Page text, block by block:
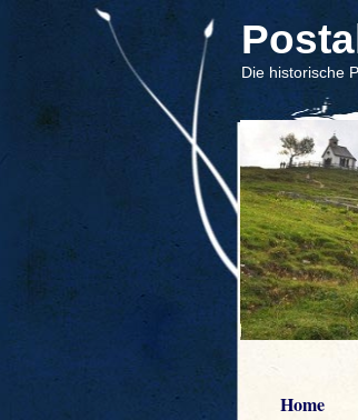
Die historische
Home